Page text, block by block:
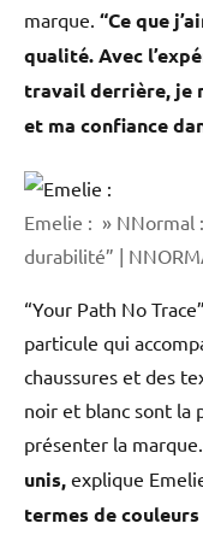
marque. “Ce que
qualité. Avec
travail derrière, je
et ma confiance
Emelie : » NNormal
durabilité” |
“Your Path No
particule qui
chaussures et des
noir et blanc sont la
présenter la marque.
unis, explique
termes de